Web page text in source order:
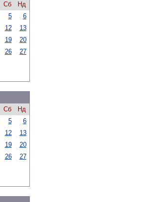
Сб
Нд
5
6
12
13
19
20
26
27
Сб
Нд
5
6
12
13
19
20
26
27